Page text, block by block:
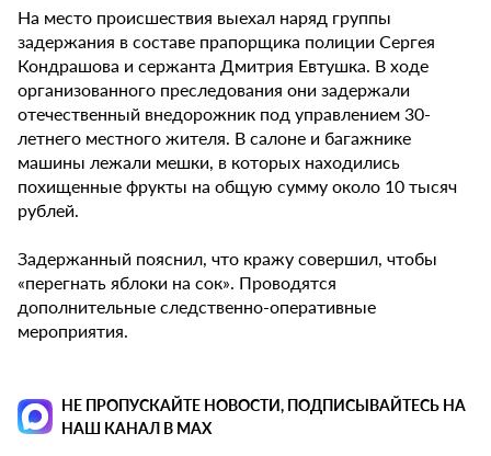
На место происшествия выехал наряд группы
задержания в составе прапорщика полиции Сергея
Кондрашова и сержанта Дмитрия Евтушка. В ходе
организованного преследования они задержали
отечественный внедорожник под управлением 30-
летнего местного жителя. В салоне и багажнике
машины лежали мешки, в которых находились
похищенные фрукты на общую сумму около 10 тысяч
рублей.
Задержанный пояснил, что кражу совершил, чтобы
«перегнать яблоки на сок». Проводятся
дополнительные следственно-оперативные
мероприятия.
НЕ ПРОПУСКАЙТЕ НОВОСТИ, ПОДПИСЫВАЙТЕСЬ НА
НАШ КАНАЛ В MAX